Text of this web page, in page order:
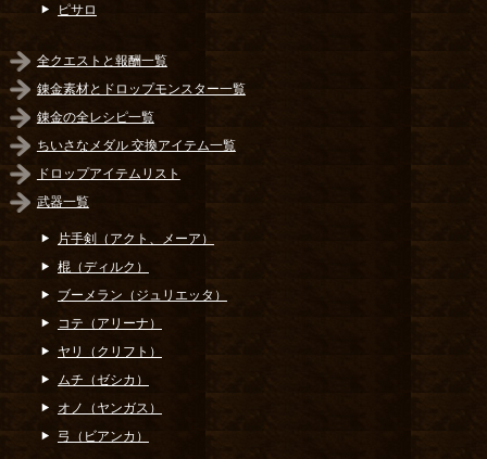
ピサロ
全クエストと報酬一覧
錬金素材とドロップモンスター一覧
錬金の全レシピ一覧
ちいさなメダル 交換アイテム一覧
ドロップアイテムリスト
武器一覧
片手剣（アクト、メーア）
棍（ディルク）
ブーメラン（ジュリエッタ）
コテ（アリーナ）
ヤリ（クリフト）
ムチ（ゼシカ）
オノ（ヤンガス）
弓（ビアンカ）